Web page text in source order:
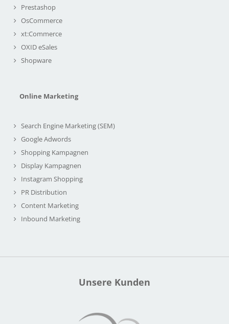
Prestashop
OsCommerce
xt:Commerce
OXID eSales
Shopware
Online Marketing
Search Engine Marketing (SEM)
Google Adwords
Shopping Kampagnen
Display Kampagnen
Instagram Shopping
PR Distribution
Content Marketing
Inbound Marketing
Unsere Kunden